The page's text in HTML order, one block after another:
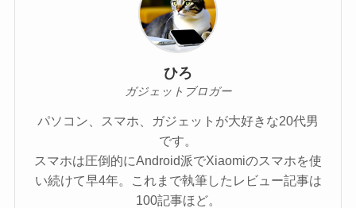
ひろ
ガジェットブロガー
パソコン、スマホ、ガジェットが大好きな20代男
です。
スマホは圧倒的にAndroid派でXiaomiのスマホを使
い続けて早4年。これまで執筆したレビュー記事は
100記事ほど。